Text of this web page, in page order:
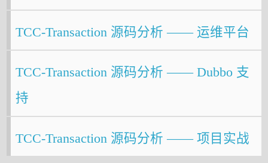
TCC-Transaction 源码分析 —— 运维平台
TCC-Transaction 源码分析 —— Dubbo 支
持
TCC-Transaction 源码分析 —— 项目实战